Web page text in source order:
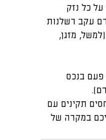
כל נזק
עקב רשלנות
מזגן,
פעם בנכס
תקינים עם
במקרה של